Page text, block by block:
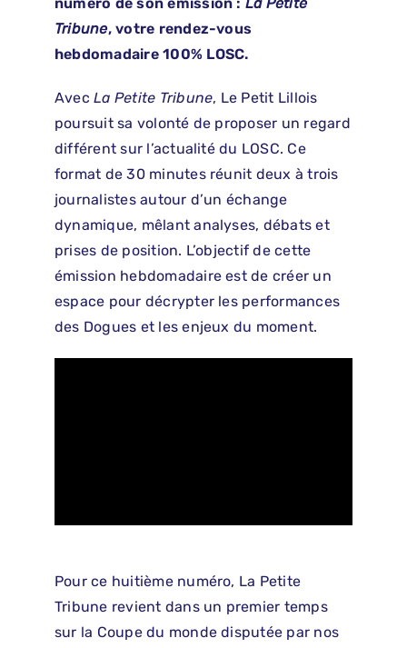
Tribune, votre rendez-vous
hebdomadaire 100% LOSC.
AvecLa Petite Tribune, Le Petit Lillois
poursuit sa volonté de proposer un regard
différent sur l’actualité du LOSC. Ce
format de 30 minutes réunit deux à trois
journalistes autour d’un échange
dynamique, mêlant analyses, débats et
prises de position. L’objectif de cette
émission hebdomadaire est de créer un
espace pour décrypter les performances
des Dogues et les enjeux du moment.
Pour ce huitième numéro, La Petite
Tribune revient dans un premier temps
sur la Coupe du monde disputée par nos